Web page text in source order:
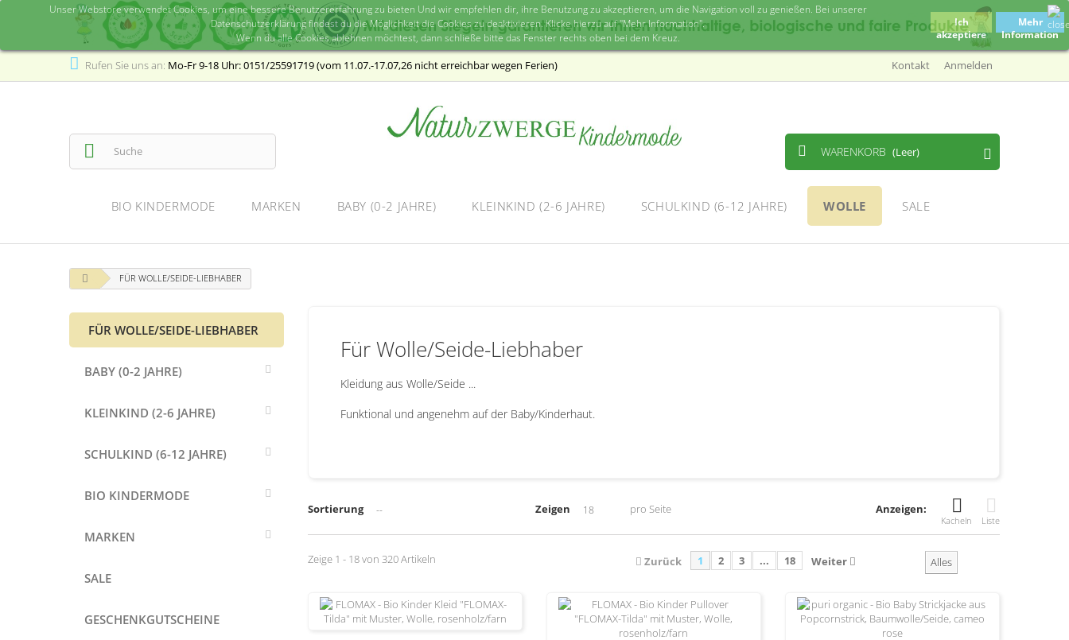
Anmelden
Kontakt
Rufen Sie uns an: Mo-Fr 9-18 Uhr: 0151/25591719 (vom 11.07.-17.07,26 nicht erreichbar wegen Ferien)
WARENKORB (Leer)
BIO KINDERMODE MARKEN BABY (0-2 JAHRE) KLEINKIND (2-6 JAHRE) SCHULKIND (6-12 JAHRE) WOLLE SALE
Unser Webstore verwendet Cookies, um eine bessere Benutzererfahrung zu bieten Und wir empfehlen dir, ihre Benutzung zu akzeptieren, um die Navigation voll zu genießen. Bei unserer
Datenschutzerklärung findest du die Möglichkeit die Cookies zu deaktivieren. Klicke hierzu auf "Mehr Information".
Wenn du alle Cookies ablehnen möchtest, dann schließe bitte das Fenster rechts oben bei dem Kreuz.
Ich
akzeptiere
Mehr
Information
FÜR WOLLE/SEIDE-LIEBHABER
FÜR WOLLE/SEIDE-LIEBHABER
BABY (0-2 JAHRE)
KLEINKIND (2-6 JAHRE)
SCHULKIND (6-12 JAHRE)
BIO KINDERMODE
MARKEN
SALE
GESCHENKGUTSCHEINE
Für Wolle/Seide-Liebhaber
Kleidung aus Wolle/Seide ...
Funktional und angenehm auf der Baby/Kinderhaut.
Anzeigen:
Kacheln Liste
Sortierung -- Zeigen 18 pro Seite
Alles
Zurück 1 2 3 ... 18 Weiter
Zeige 1 - 18 von 320 Artikeln